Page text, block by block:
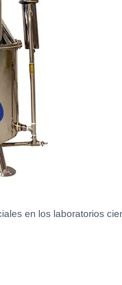
en los laboratorios